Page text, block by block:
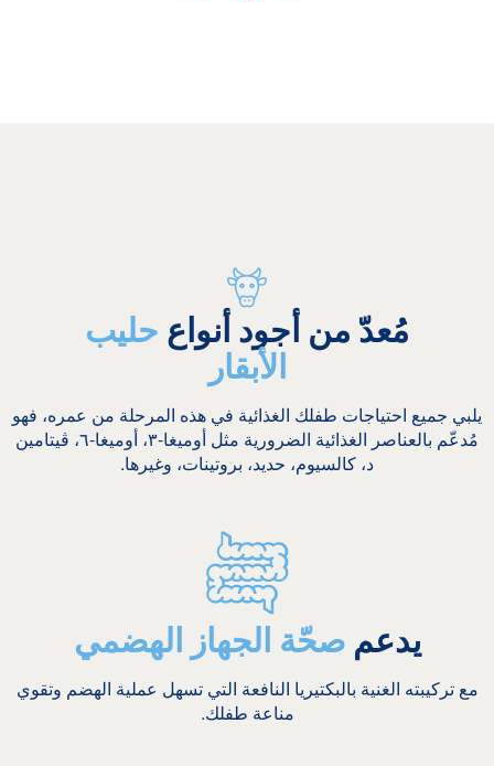
مُعدّ من أجود أنواع حليب
الأبقار
يلبي جميع احتياجات طفلك الغذائية في هذه المرحلة من عمره، فهو
مُدعّم بالعناصر الغذائية الضرورية مثل أوميغا-٣، أوميغا-٦، ڨيتامين
د، كالسيوم، حديد، بروتينات، وغيرها.
يدعمصحّة الجهاز الهضمي
مع تركيبته الغنية بالبكتيريا النافعة التي تسهل عملية الهضم وتقوي
مناعة طفلك.